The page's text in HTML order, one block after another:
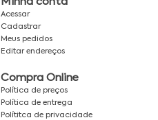
Acessar
Cadastrar
Meus pedidos
Editar endereços
Compra Online
Política de preços
Política de entrega
Polítitca de privacidade